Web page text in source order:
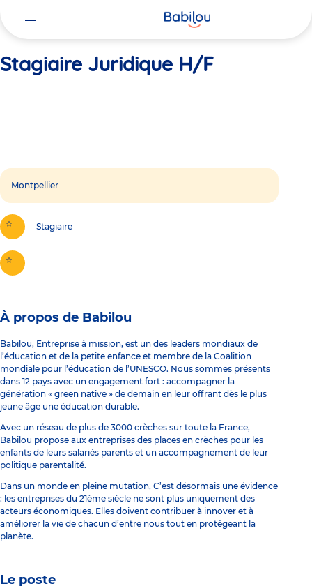
Stagiaire Juridique H/F
Montpellier
Stagiaire
À propos de Babilou
Babilou, Entreprise à mission, est un des leaders mondiaux de
l’éducation et de la petite enfance et membre de la Coalition
mondiale pour l’éducation de l’UNESCO. Nous sommes présents
dans 12 pays avec un engagement fort : accompagner la
génération « green native » de demain en leur offrant dès le plus
jeune âge une éducation durable.
Avec un réseau de plus de 3000 crèches sur toute la France,
Babilou propose aux entreprises des places en crèches pour les
enfants de leurs salariés parents et un accompagnement de leur
politique parentalité.
Dans un monde en pleine mutation, C’est désormais une évidence
: les entreprises du 21ème siècle ne sont plus uniquement des
acteurs économiques. Elles doivent contribuer à innover et à
améliorer la vie de chacun d’entre nous tout en protégeant la
planète.
Le poste